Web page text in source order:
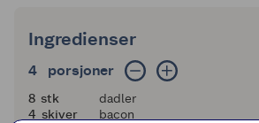
Ingredienser
4 porsjoner
4 porsjoner
8
8 stk
dadler
4
4 skiver bacon